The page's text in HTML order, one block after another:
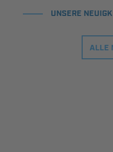
UNSERE
ALLE